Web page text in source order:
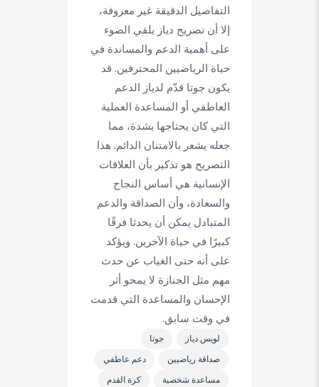
التفاصيل الدقيقة غير معروفة،
إلا أن تصريح دياز يلقي الضوء
على أهمية الدعم والمساندة في
حياة الرياضيين المحترفين. قد
يكون جوتا قدّم لدياز الدعم
العاطفي أو المساعدة العملية
التي كان يحتاجها بشدة، مما
جعله يشعر بالامتنان الدائم. هذا
التصريح هو تذكير بأن العلاقات
الإنسانية هي أساس النجاح
والسعادة، وأن الصداقة والدعم
المتبادل يمكن أن يحدثا فرقًا
كبيرًا في حياة الآخرين. ويؤكد
على أنه حتى الغياب عن حدث
مهم مثل الجنازة لا يمحو أثر
الإحسان والمساعدة التي قدمت
في وقت سابق.
لويس دياز
جوتا
صداقة رياضيين
دعم عاطفي
مساعدة شخصية
كرة القدم